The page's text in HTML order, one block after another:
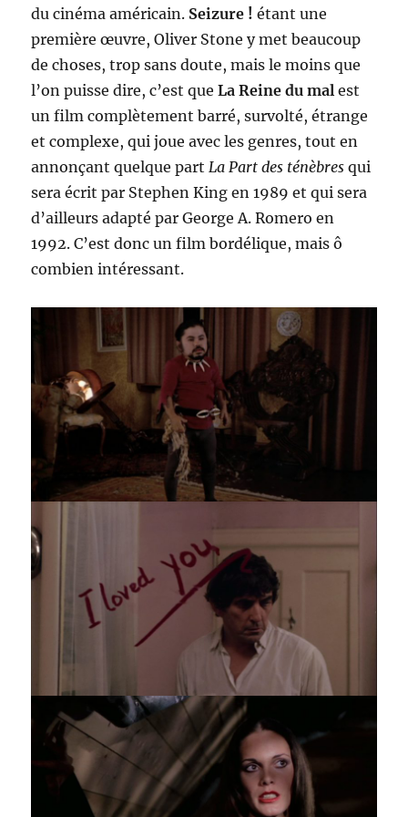
du cinéma américain. Seizure ! étant une
première œuvre, Oliver Stone y met beaucoup
de choses, trop sans doute, mais le moins que
l’on puisse dire, c’est queLa Reine du malest
un film complètement barré, survolté, étrange
et complexe, qui joue avec les genres, tout en
annonçant quelque part La Part des ténèbres qui
sera écrit par Stephen King en 1989 et qui sera
d’ailleurs adapté par George A. Romero en
1992. C’est donc un film bordélique, mais ô
combien intéressant.